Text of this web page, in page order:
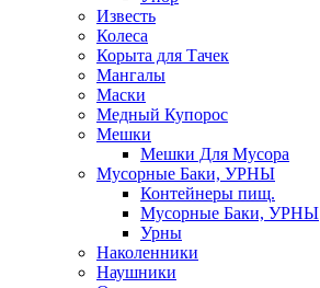
Известь
Колеса
Корыта для Тачек
Мангалы
Маски
Медный Купорос
Мешки
Мешки Для Мусора
Мусорные Баки, УРНЫ
Контейнеры пищ.
Мусорные Баки, УРНЫ
Урны
Наколенники
Наушники